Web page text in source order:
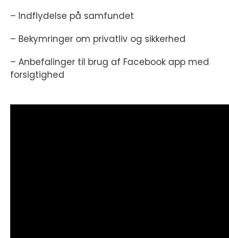
– Indflydelse på samfundet
– Bekymringer om privatliv og sikkerhed
– Anbefalinger til brug af Facebook app med
forsigtighed